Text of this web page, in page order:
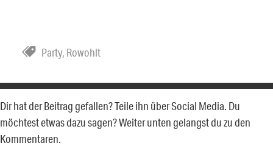
Party, Rowohlt
Dir hat der Beitrag gefallen? Teile ihn über Social Media. Du
möchtest etwas dazu sagen? Weiter unten gelangst du zu den
Kommentaren.